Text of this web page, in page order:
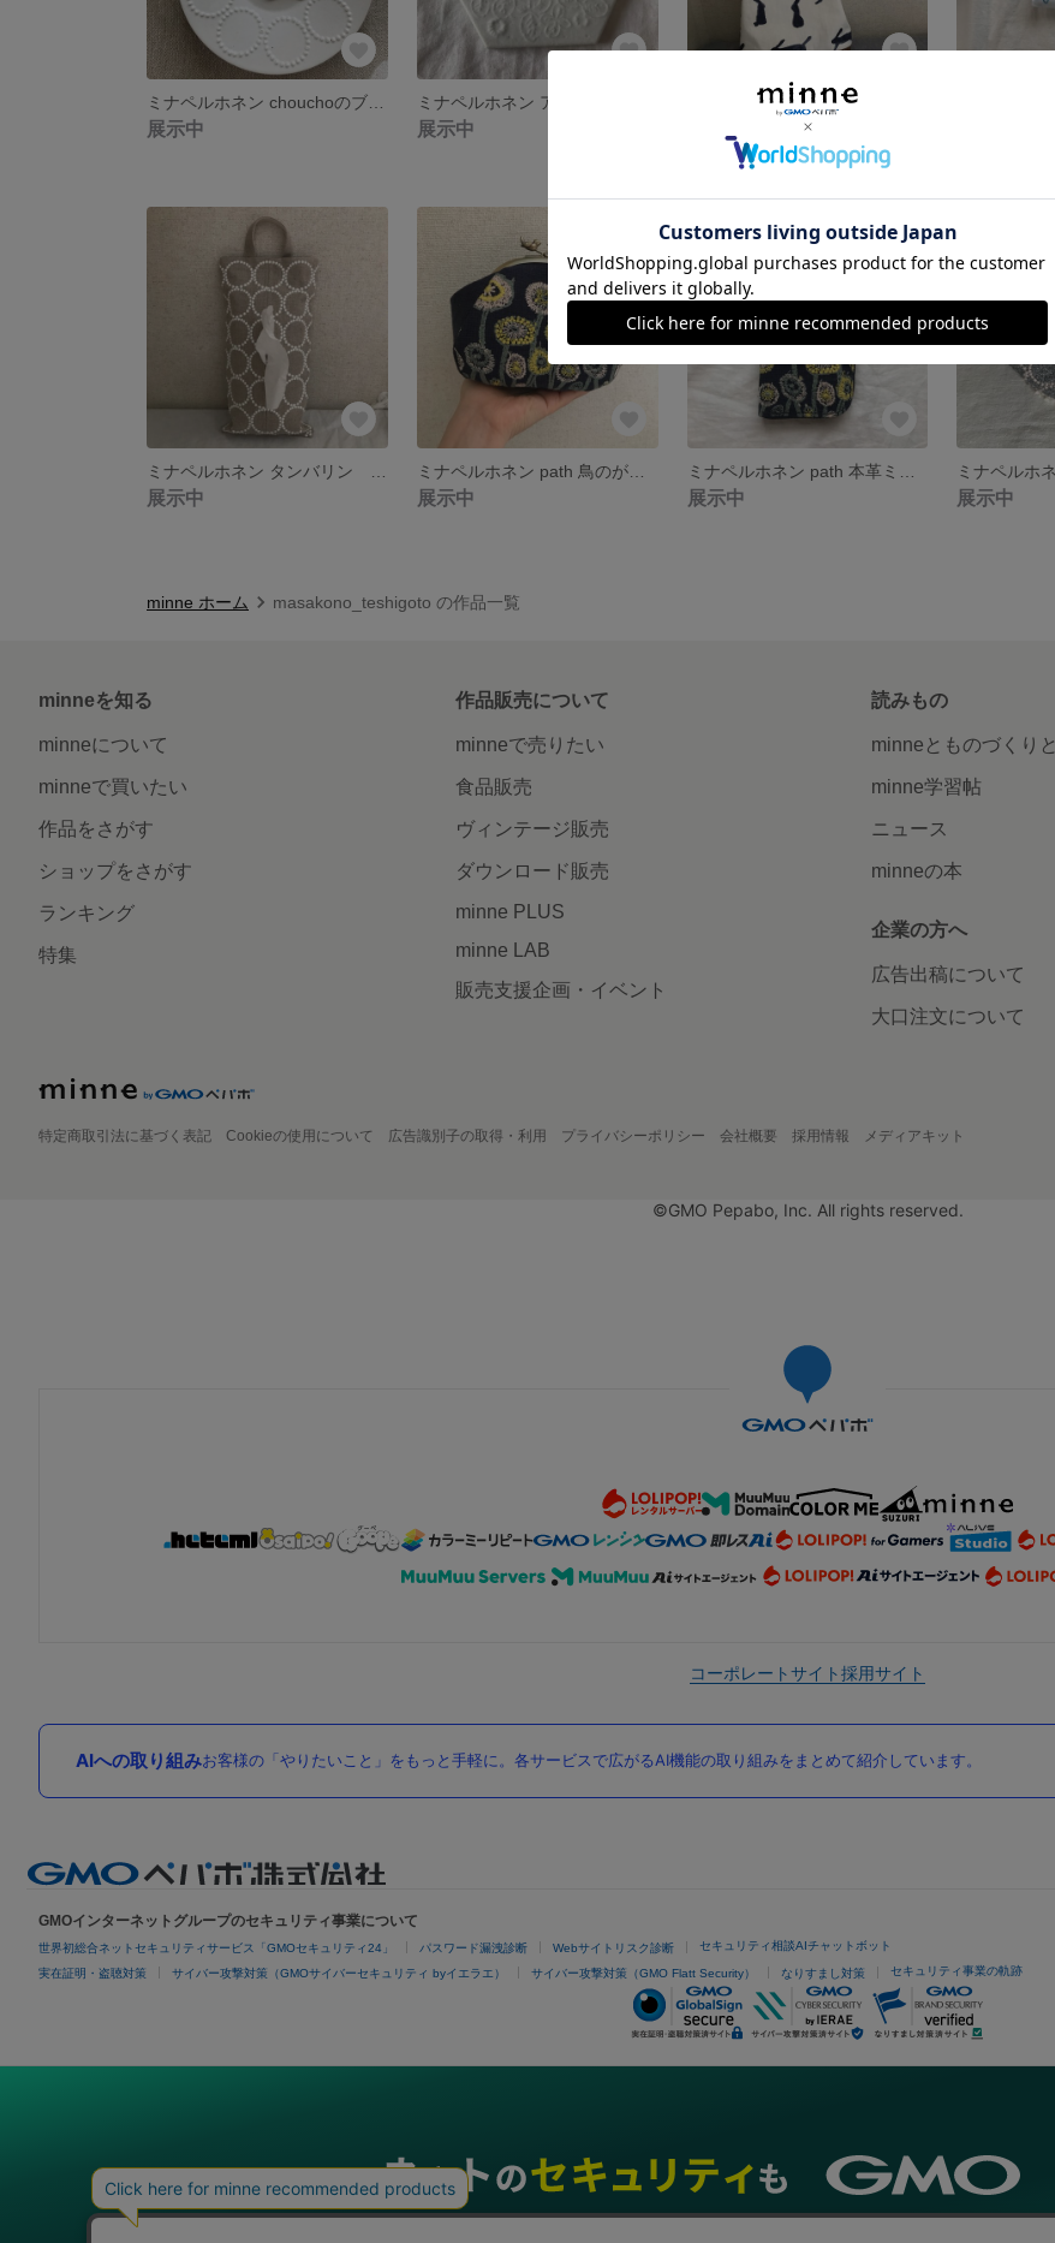
展示中 展示中
展示中
ミナペルホネン path 鳥のがま口 ポーチ
展示中 展示中 展示中
minne ホーム masakono_teshigoto の作品一覧
minneを知る
minneについて
minneで買いたい
作品をさがす
ショップをさがす
ランキング
特集
作品販売について
minneで売りたい
食品販売
ヴィンテージ販売
ダウンロード販売
minne PLUS
minne LAB
販売支援企画・イベント
読みもの
minneとものづくりと
minne学習帖
ニュース
minneの本
企業の方へ
広告出稿について
大口注文について
特定商取引法に基づく表記 Cookieの使用について 広告識別子の取得・利用 プライバシーポリシー 会社概要 採用情報 メディアキット
©GMO Pepabo, Inc. All rights reserved.
コーポレートサイト採用サイト
AIへの取り組みお客様の「やりたいこと」をもっと手軽に。各サービスで広がるAI機能の取り組みをまとめて紹介しています。
GMOインターネットグループのセキュリティ事業について
世界初総合ネットセキュリティサービス「GMOセキュリティ24」 パスワード漏洩診断 Webサイトリスク診断 セキュリティ相談AIチャットボット
実在証明・盗聴対策 サイバー攻撃対策（GMOサイバーセキュリティ byイエラエ） サイバー攻撃対策（GMO Flatt Security） なりすまし対策 セキュリティ事業の軌跡